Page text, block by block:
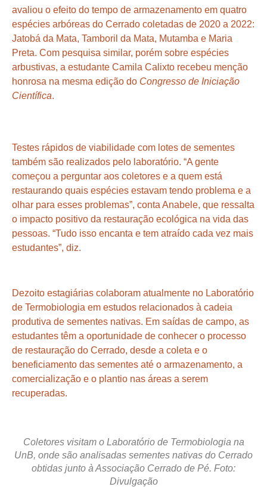
avaliou o efeito do tempo de armazenamento em quatro
espécies arbóreas do Cerrado coletadas de 2020 a 2022:
Jatobá da Mata, Tamboril da Mata, Mutamba e Maria
Preta. Com pesquisa similar, porém sobre espécies
arbustivas, a estudante Camila Calixto recebeu menção
honrosa na mesma edição do Congresso de Iniciação
Científica.
Testes rápidos de viabilidade com lotes de sementes
também são realizados pelo laboratório. “A gente
começou a perguntar aos coletores e a quem está
restaurando quais espécies estavam tendo problema e a
olhar para esses problemas”, conta Anabele, que ressalta
o impacto positivo da restauração ecológica na vida das
pessoas. “Tudo isso encanta e tem atraído cada vez mais
estudantes”, diz.
Dezoito estagiárias colaboram atualmente no Laboratório
de Termobiologia em estudos relacionados à cadeia
produtiva de sementes nativas. Em saídas de campo, as
estudantes têm a oportunidade de conhecer o processo
de restauração do Cerrado, desde a coleta e o
beneficiamento das sementes até o armazenamento, a
comercialização e o plantio nas áreas a serem
recuperadas.
Coletores visitam o Laboratório de Termobiologia na
UnB, onde são analisadas sementes nativas do Cerrado
obtidas junto à Associação Cerrado de Pé. Foto:
Divulgação